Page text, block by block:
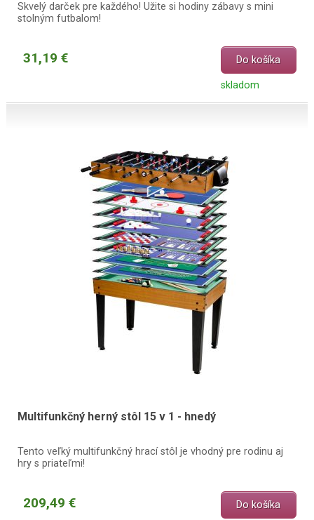
Skvelý darček pre každého! Užite si hodiny zábavy s mini
stolným futbalom!
31,19 € Do košíka
skladom
Multifunkčný herný stôl 15 v 1 - hnedý
Tento veľký multifunkčný hrací stôl je vhodný pre rodinu aj
hry s priateľmi!
209,49 € Do košíka